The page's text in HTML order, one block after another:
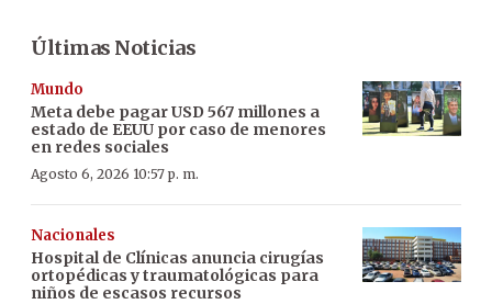
Últimas Noticias
Mundo
Meta debe pagar USD 567 millones a
estado de EEUU por caso de menores
en redes sociales
Agosto 6, 2026 10:57 p. m.
Nacionales
Hospital de Clínicas anuncia cirugías
ortopédicas y traumatológicas para
niños de escasos recursos